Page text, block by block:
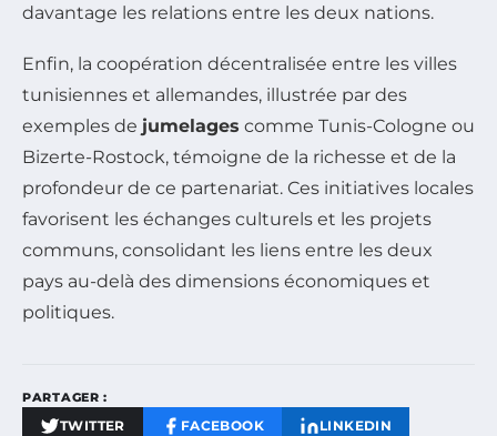
davantage les relations entre les deux nations.
Enfin, la coopération décentralisée entre les villes
tunisiennes et allemandes, illustrée par des
exemples de jumelages comme Tunis-Cologne ou
Bizerte-Rostock, témoigne de la richesse et de la
profondeur de ce partenariat. Ces initiatives locales
favorisent les échanges culturels et les projets
communs, consolidant les liens entre les deux
pays au-delà des dimensions économiques et
politiques.
PARTAGER :
TWITTER FACEBOOK LINKEDIN